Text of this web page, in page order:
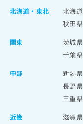
北海道 ・ 東北 北海道
秋田県
関東
茨城県
千葉県
中部
新潟県
長野県
三重県
近畿
滋賀県